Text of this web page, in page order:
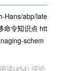
Hans/abp/late
命令知识点 htt
schem
阅读(454) 评论